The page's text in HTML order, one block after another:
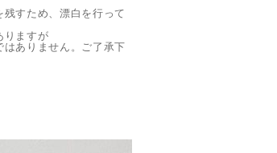
すため、漂白を行って
りますが
ありません。ご了承下